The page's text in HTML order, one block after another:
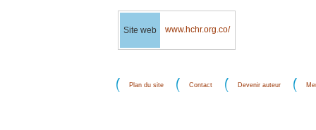
Site web www.hchr.org.co/
Plan du site Contact Devenir auteur